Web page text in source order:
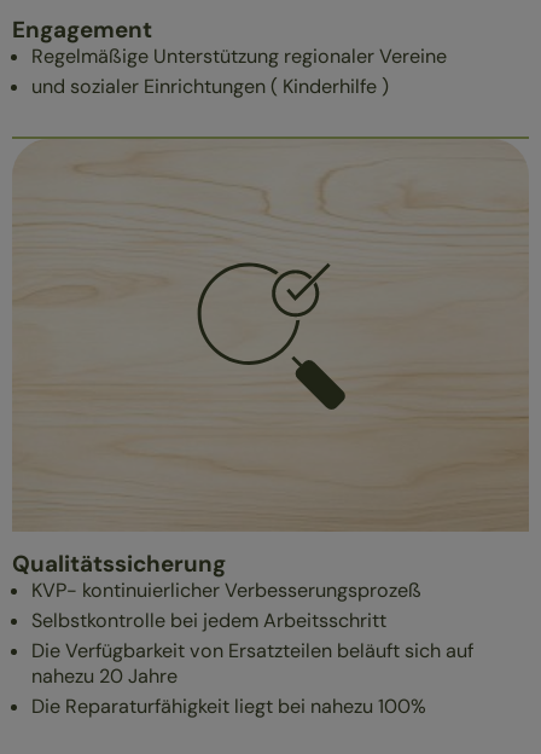
Engagement
Regelmäßige Unterstützung regionaler Vereine
und sozialer Einrichtungen ( Kinderhilfe )
Qualitätssicherung
KVP- kontinuierlicher Verbesserungsprozeß
Selbstkontrolle bei jedem Arbeitsschritt
Die Verfügbarkeit von Ersatzteilen beläuft sich auf
nahezu 20 Jahre
Die Reparaturfähigkeit liegt bei nahezu 100%